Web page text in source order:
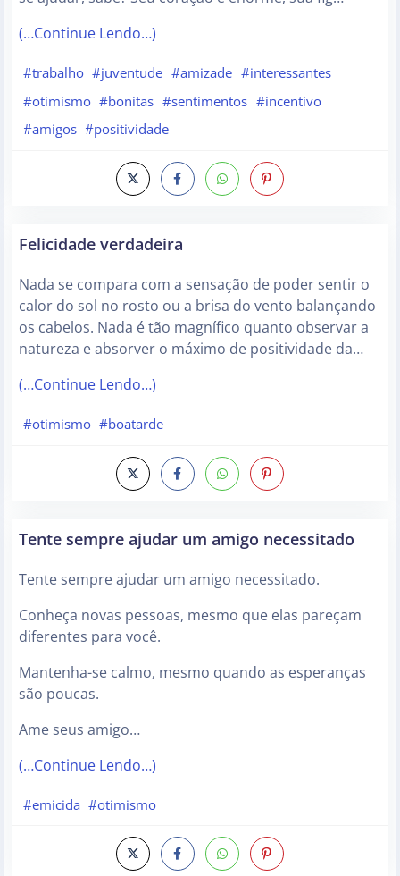
(…Continue Lendo…)
#trabalho #juventude #amizade #interessantes
#otimismo #bonitas #sentimentos #incentivo
#amigos #positividade
Felicidade verdadeira
Nada se compara com a sensação de poder sentir o
calor do sol no rosto ou a brisa do vento balançando
os cabelos. Nada é tão magnífico quanto observar a
natureza e absorver o máximo de positividade da…
(…Continue Lendo…)
#otimismo #boatarde
Tente sempre ajudar um amigo necessitado
Tente sempre ajudar um amigo necessitado.
Conheça novas pessoas, mesmo que elas pareçam
diferentes para você.
Mantenha-se calmo, mesmo quando as esperanças
são poucas.
Ame seus amigo…
(…Continue Lendo…)
#emicida #otimismo